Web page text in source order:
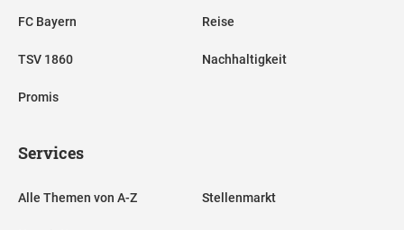
FC Bayern
TSV 1860
Promis
Reise
Nachhaltigkeit
Services
Alle Themen von A-Z Stellenmarkt